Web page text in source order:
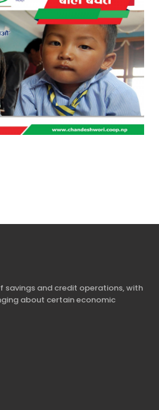
savings and credit operations, with
about certain economic